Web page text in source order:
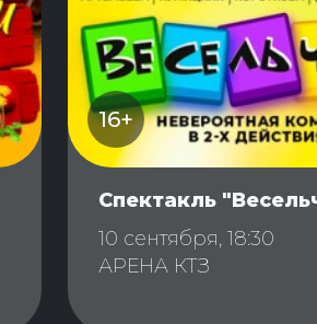
16+
Спектакль
10 сентября, 18:30
АРЕНА КТЗ